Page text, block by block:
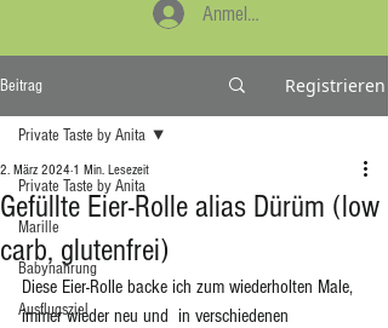
Anmelden
Beitrag Registrieren
Private Taste by Anita
Marille
Babynahrung
Ausflugsziel
Private Taste by Anita
Gefüllte Eier-Rolle alias Dürüm (low
carb, glutenfrei)
2. März 2024 1 Min. Lesezeit
Diese Eier-Rolle backe ich zum wiederholten Male,
immer wieder neu und  in verschiedenen